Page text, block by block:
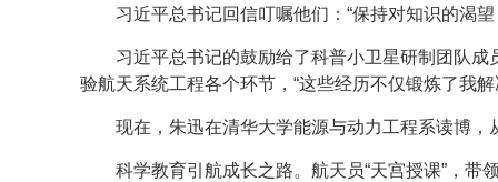
习近平总书记回信叮嘱他们：“保持对知识的渴
习近平总书记的鼓励给了科普小卫星研制团队
验航天系统工程各个环节，“这些经历不仅锻炼了我
现在，朱迅在清华大学能源与动力工程系读博，
科学教育引航成长之路。航天员“天宫授课”，带